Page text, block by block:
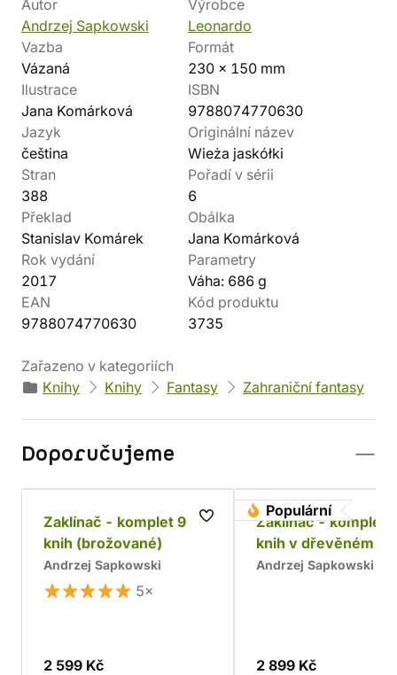
Autor
Andrzej Sapkowski
Výrobce
Leonardo
Vazba
Vázaná
Formát
230 x 150 mm
Ilustrace
Jana Komárková
ISBN
9788074770630
Jazyk
čeština
Originální název
Wieża jaskółki
Stran
388
Pořadí v sérii
6
Překlad
Stanislav Komárek
Obálka
Jana Komárková
Rok vydání
2017
Parametry
Váha: 686 g
EAN
9788074770630
Kód produktu
3735
Zařazeno v kategoriích
Knihy
Knihy Fantasy Zahraniční fantasy
Doporučujeme
Zaklínač - komplet 9
knih (brožované)
Andrzej Sapkowski
5×
2 599 Kč
Populární
Zaklínač - komplet
knih v dřevěném
Chrám
Andrzej Sapkowski
2 899 Kč